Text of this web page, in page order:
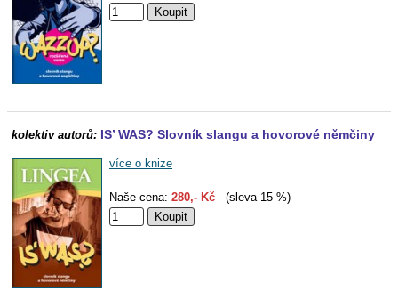
kolektiv autorů: IS’ WAS? Slovník slangu a hovorové němčiny
více o knize
Naše cena: 280,- Kč - (sleva 15 %)